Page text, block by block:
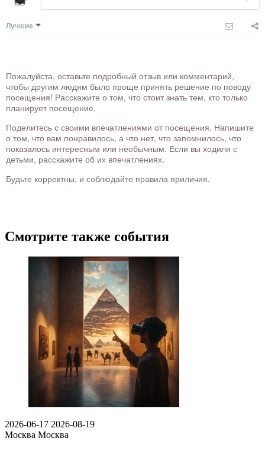
Лучшие
Пожалуйста, оставьте подробный отзыв или комментарий,
чтобы другим людям было проще принять решение по поводу
посещения! Расскажите о том, что стоит знать тем, кто только
планирует посещение.
Поделитесь с своими впечатлениями от посещения. Напишите
о том, что вам понравилось, а что нет, что запомнилось, что
показалось интересным или необычным. Если вы ходили с
детьми, расскажите об их впечатлениях.
Будьте корректны, и соблюдайте правила приличия.
Смотрите также события
2026-06-17 2026-08-19
Москва Москва